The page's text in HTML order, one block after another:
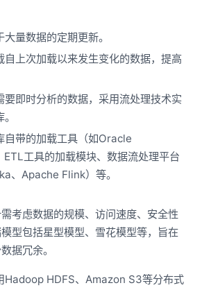
大量数据的定期更新。
自上次加载以来发生变化的数据，提高
要即时分析的数据，采用流处理技术实
自带的加载工具（如Oracle
工具的加载模块、数据流处理平台
、Apache Flink）等。
考虑数据的规模、访问速度、安全性
型包括星型模型、雪花模型等，旨在
据冗余。
Hadoop HDFS、Amazon S3等分布式